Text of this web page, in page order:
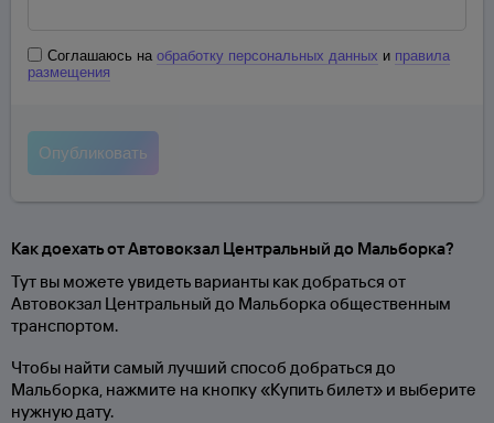
Соглашаюсь на обработку персональных данных и правила
размещения
Как доехать от Автовокзал Центральный до Мальборка?
Тут вы можете увидеть варианты как добраться от
Автовокзал Центральный до Мальборка общественным
транспортом.
Чтобы найти самый лучший способ добраться до
Мальборка, нажмите на кнопку «Купить билет» и выберите
нужную дату.